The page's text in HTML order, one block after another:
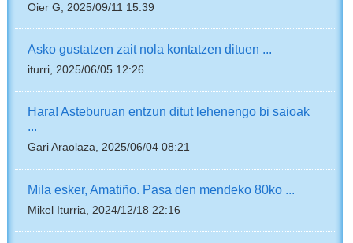
Oier G, 2025/09/11 15:39
Asko gustatzen zait nola kontatzen dituen ...
iturri, 2025/06/05 12:26
Hara! Asteburuan entzun ditut lehenengo bi saioak
...
Gari Araolaza, 2025/06/04 08:21
Mila esker, Amatiño. Pasa den mendeko 80ko ...
Mikel Iturria, 2024/12/18 22:16